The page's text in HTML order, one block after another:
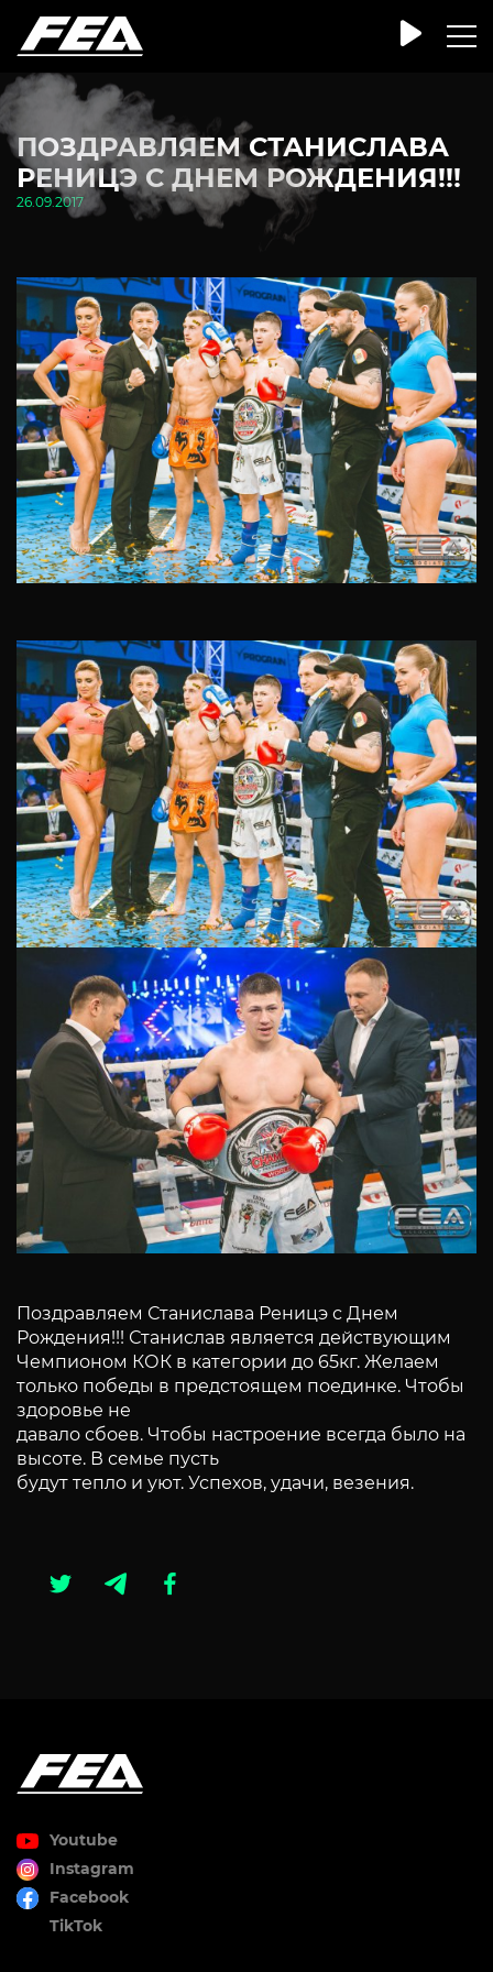
ПОЗДРАВЛЯЕМ СТАНИСЛАВА
РЕНИЦЭ С ДНЕМ РОЖДЕНИЯ!!!
26.09.2017
Поздравляем Станислава Реницэ с Днем
Рождения!!! Станислав является действующим
Чемпионом КОК в категории до 65кг. Желаем
только победы в предстоящем поединке. Чтобы
здоровье не
давало сбоев. Чтобы настроение всегда было на
высоте. В семье пусть
будут тепло и уют. Успехов, удачи, везения.
Youtube
Instagram
Facebook
TikTok